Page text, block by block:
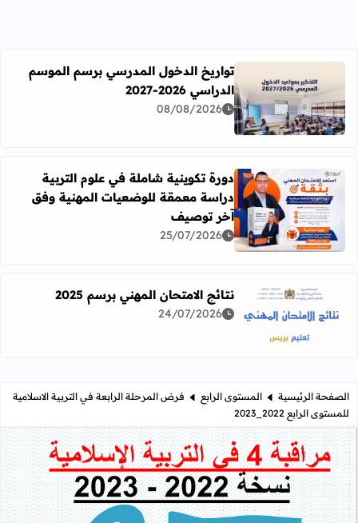
اقرأ المزيد عن تواريخ الدخول المدرسي برسم الموسم الدراسي 2026-
تواريخ الدخول المدرسي برسم الموسم
الدراسي 2026-2027
08/08/2026
اقرأ المزيد عن دورة تكوينية شاملة في علوم التربية
دورة تكوينية شاملة في علوم التربية
دراسة معمقة للوضعيات المهنية وفق
آخر توصيف
25/07/2026
اقرأ المزيد عن نتائج الامتحان المهني برسم 2025
نتائج الامتحان المهني برسم 2025
24/07/2026
الصفحة الرئيسية المستوى الرابع
فرض المرحلة الرابعة في التربية الاسلامية
للمستوى الرابع 2022_2023